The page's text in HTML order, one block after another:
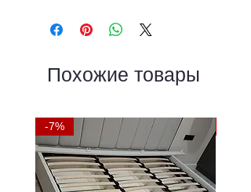
с эффектом памяти.
30см
Высота матраса - 30 см,
чел.,
Лист пены с эффектом
памяти - 4 см,
Похожие товары
-7%